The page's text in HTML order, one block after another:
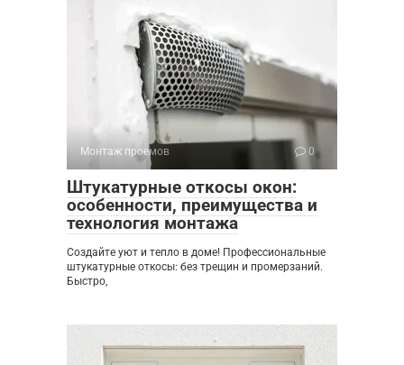
Монтаж проемов 0
Штукатурные откосы окон:
особенности, преимущества и
технология монтажа
Создайте уют и тепло в доме! Профессиональные
штукатурные откосы: без трещин и промерзаний.
Быстро,